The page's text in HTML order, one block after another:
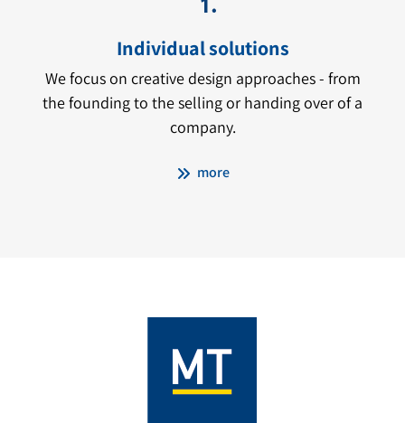
Individual solutions
We focus on creative design approaches - from
the founding to the selling or handing over of a
company.
more